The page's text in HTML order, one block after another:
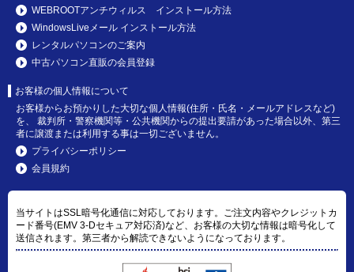
WEBROOTアンチウィルス インストール方法
WindowsLiveメール インストール方法
レンタルパソコンのご案内
中古パソコン直販の会員登録
お客様の個人情報について
お客様からお預かりした大切な個人情報(住所・氏名・メールアドレスなど)
を、 裁判所・警察機関等・公共機関からの提出要請があった場合以外、第三
者に譲渡または利用する事は一切ございません。
プライバシーポリシー
会員規約
当サイトはSSL暗号化通信に対応しております。ご注文内容やクレジットカ
ード番号(EMV 3-Dセキュア対応済)など、お客様の大切な情報は暗号化して
送信されます。第三者から解読できないようになっております。